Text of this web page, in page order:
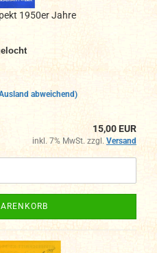
1950er Jahre
abweichend)
15,00 EUR
inkl. 7% MwSt. zzgl. Versand